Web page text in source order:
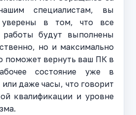
специалистам, вы
в том, что все
работы будут выполнены
но и максимально
поможет вернуть ваш ПК в
состояние уже в
даже часы, что говорит
квалификации и уровне